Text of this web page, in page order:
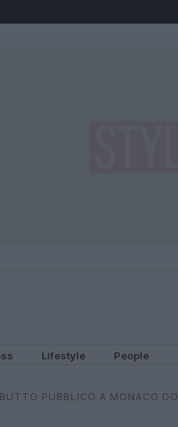
Lifestyle People
PUBBLICO A MONACO